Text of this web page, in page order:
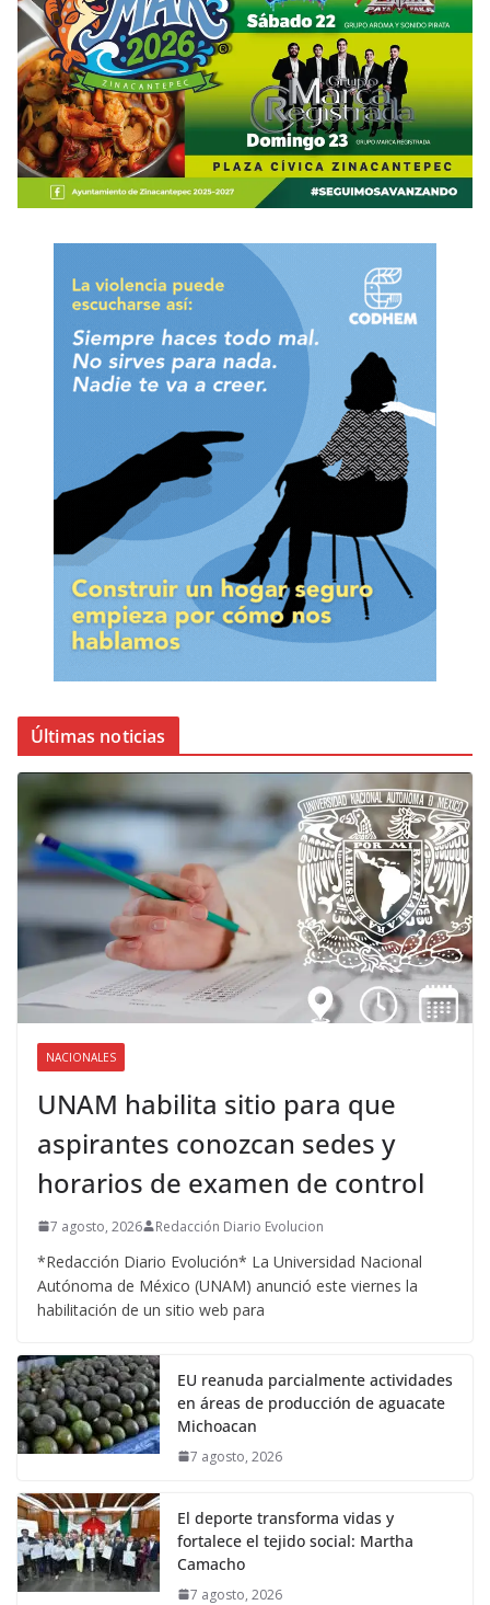
Últimas noticias
NACIONALES
UNAM habilita sitio para que
aspirantes conozcan sedes y
horarios de examen de control
7 agosto, 2026 Redacción Diario Evolucion
*Redacción Diario Evolución* La Universidad Nacional
Autónoma de México (UNAM) anunció este viernes la
habilitación de un sitio web para
EU reanuda parcialmente actividades
en áreas de producción de aguacate
Michoacan
7 agosto, 2026
El deporte transforma vidas y
fortalece el tejido social: Martha
Camacho
7 agosto, 2026